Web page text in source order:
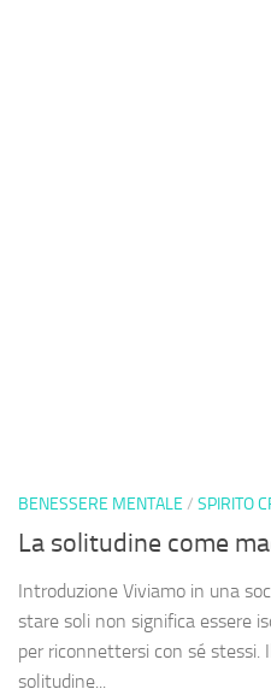
BENESSERE MENTALE / SPIRITO
La solitudine come
Introduzione Viviamo in una
stare soli non significa essere
per riconnettersi con sé stessi.
solitudine...